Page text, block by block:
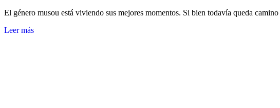
El género musou está viviendo sus mejores momentos. Si bien todavía queda
Leer más